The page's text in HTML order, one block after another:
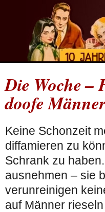
Die Woche –
doofe
Keine Schonzeit
diffamieren zu
Schrank zu
ausnehmen – sie
verunreinigen
auf Männer